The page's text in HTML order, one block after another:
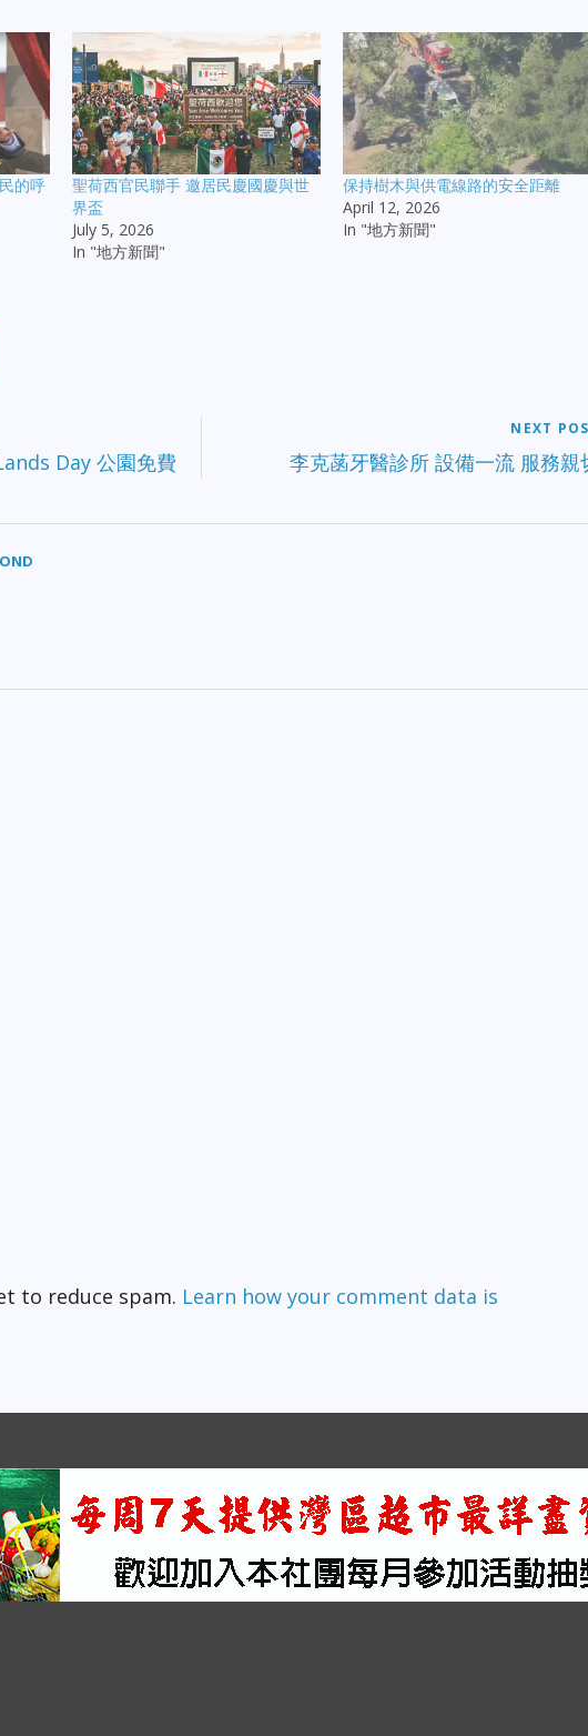
的呼
聖荷西官民聯手 邀居民慶國慶與世
界盃
July 5, 2026
In "地方新聞"
保持樹木與供電線路的安全距離
April 12, 2026
In "地方新聞"
Day 公園免費
NEXT
李克菡牙醫診所 設備一流 服務親
to reduce spam. Learn how your comment data is